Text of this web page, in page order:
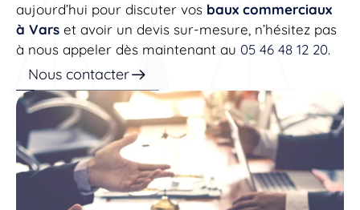
aujourd’hui pour discuter vos baux commerciaux
à Vars et avoir un devis sur-mesure, n’hésitez pas
à nous appeler dès maintenant au 05 46 48 12 20.
Nous contacter